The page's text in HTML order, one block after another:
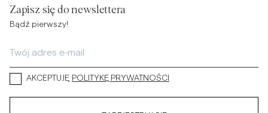
Zapisz się do newslettera
Bądź pierwszy!
AKCEPTUJĘ POLITYKĘ PRYWATNOŚCI